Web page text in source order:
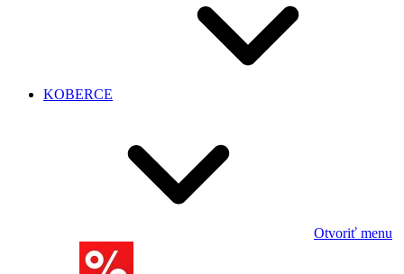
KOBERCE
Otvoriť menu